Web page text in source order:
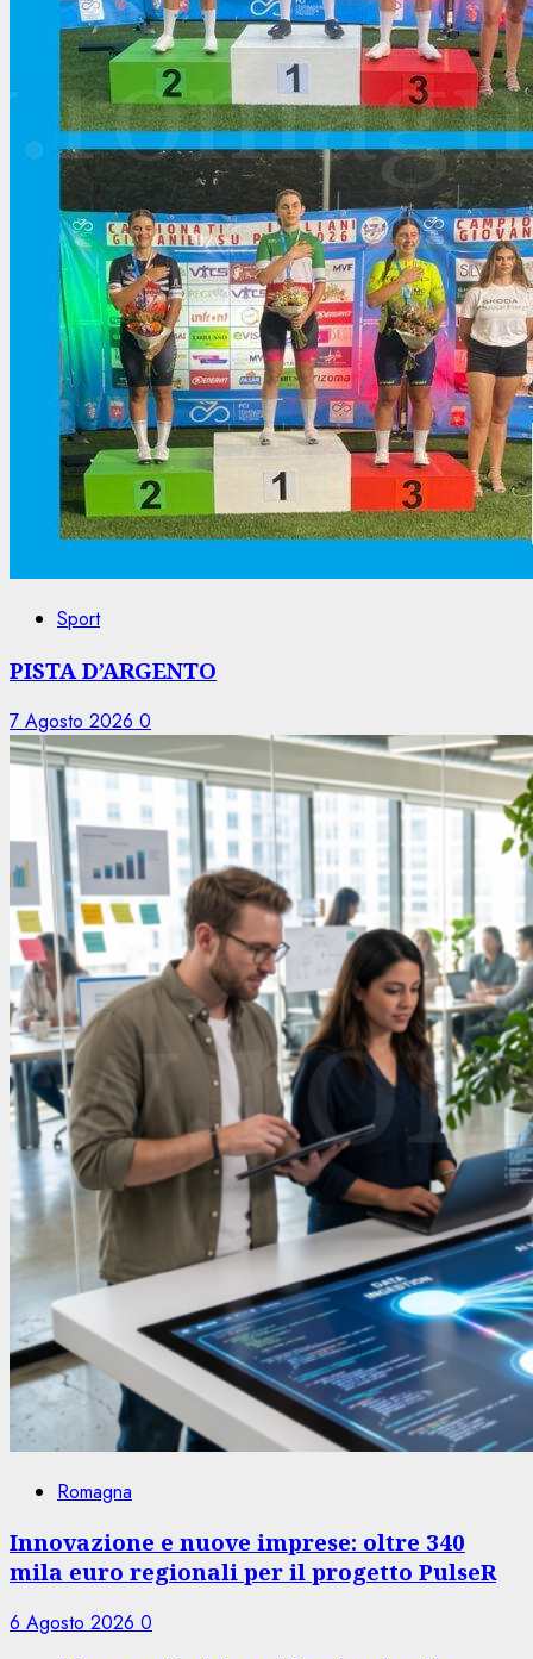
Sport
PISTA D’ARGENTO
7 Agosto 2026 0
Romagna
Innovazione e nuove imprese: oltre 340
mila euro regionali per il progetto PulseR
6 Agosto 2026 0